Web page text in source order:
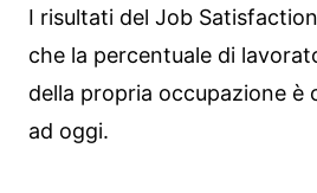
I risultati del Job
che la percentuale di
della propria occupazione è
ad oggi.